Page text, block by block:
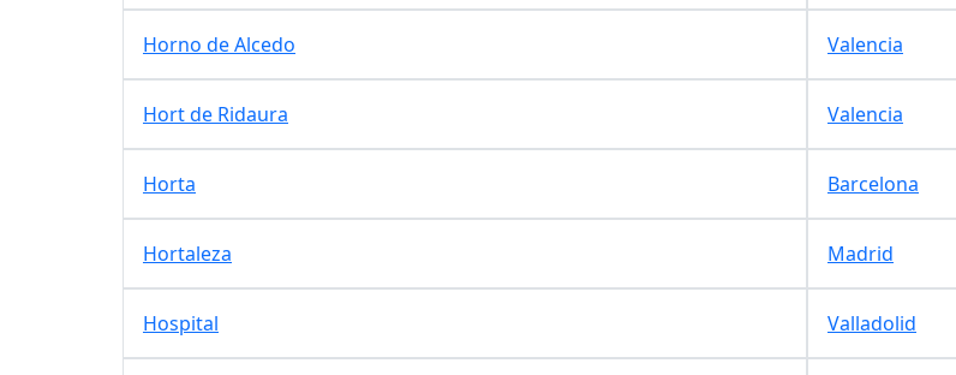
Horno de Alcedo Valencia
Hort de Ridaura Valencia
Horta Barcelona
Hortaleza Madrid
Hospital Valladolid